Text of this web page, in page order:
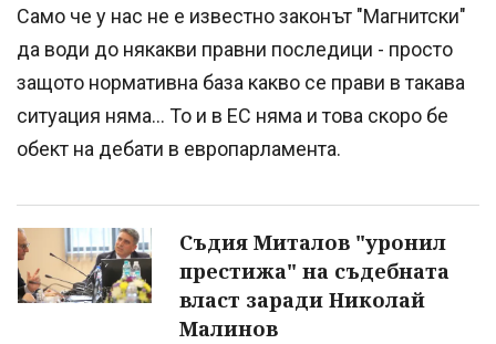
Само че у нас не е известно законът "Магнитски"
да води до някакви правни последици - просто
защото нормативна база какво се прави в такава
ситуация няма... То и в ЕС няма и това скоро бе
обект на дебати в европарламента.
Съдия Миталов "уронил
престижа" на съдебната
власт заради Николай
Малинов